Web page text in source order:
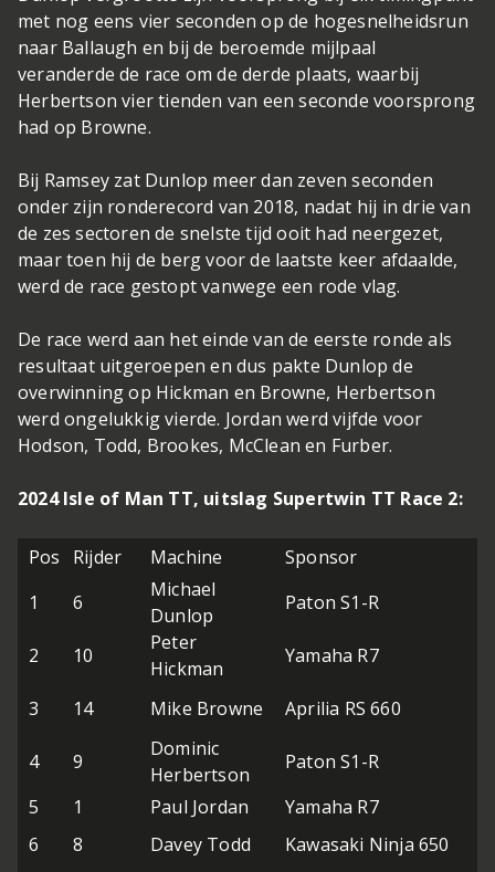
met nog eens vier seconden op de hogesnelheidsrun
naar Ballaugh en bij de beroemde mijlpaal
veranderde de race om de derde plaats, waarbij
Herbertson vier tienden van een seconde voorsprong
had op Browne.
Bij Ramsey zat Dunlop meer dan zeven seconden
onder zijn ronderecord van 2018, nadat hij in drie van
de zes sectoren de snelste tijd ooit had neergezet,
maar toen hij de berg voor de laatste keer afdaalde,
werd de race gestopt vanwege een rode vlag.
De race werd aan het einde van de eerste ronde als
resultaat uitgeroepen en dus pakte Dunlop de
overwinning op Hickman en Browne, Herbertson
werd ongelukkig vierde. Jordan werd vijfde voor
Hodson, Todd, Brookes, McClean en Furber.
2024 Isle of Man TT, uitslag Supertwin TT Race 2:
Pos Rijder Machine
Sponsor
1
6
Michael
Dunlop
Paton S1-R
2 10
Peter
Hickman
Yamaha R7
3 14 Mike Browne Aprilia RS 660
4 9
Dominic
Herbertson
Paton S1-R
5
1 Paul Jordan
Yamaha R7
6
8 Davey Todd
Kawasaki Ninja 650